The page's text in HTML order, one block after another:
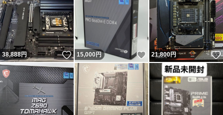
38,888円 いいね！
15,000円 いいね！
21,800円